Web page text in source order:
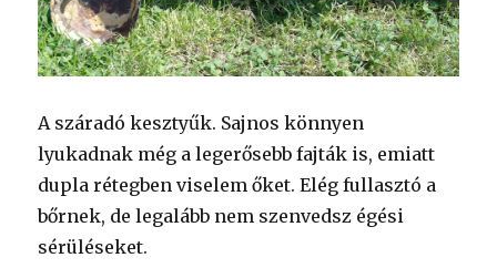
A száradó kesztyűk. Sajnos könnyen
lyukadnak még a legerősebb fajták is, emiatt
dupla rétegben viselem őket. Elég fullasztó a
bőrnek, de legalább nem szenvedsz égési
sérüléseket.